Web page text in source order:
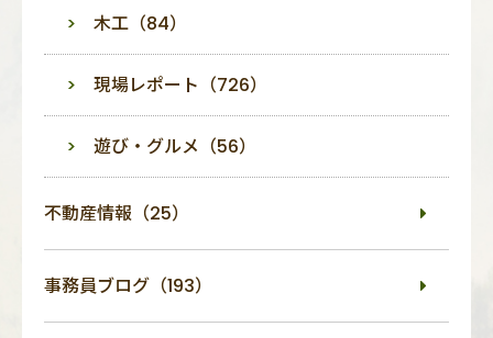
木工（84）
現場レポート（726）
遊び・グルメ（56）
不動産情報（25）
事務員ブログ（193）